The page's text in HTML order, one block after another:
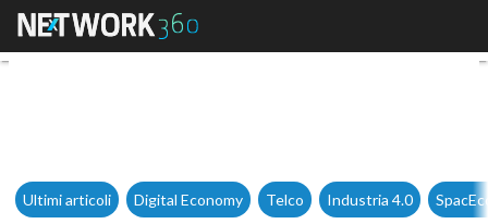
Banda larga Usa: Prysmian
Ultimi articoli Digital Economy Telco Industria 4.0